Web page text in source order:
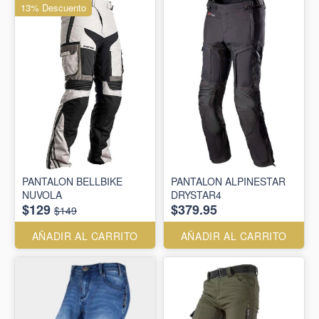
PANTALON BELLBIKE
NUVOLA
$129 $149
AÑADIR AL CARRITO
13% Descuento
PANTALON ALPINESTAR
DRYSTAR4
$379.95
AÑADIR AL CARRITO